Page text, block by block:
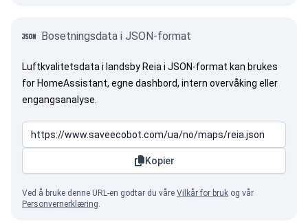
Bosetningsdata i JSON-format
Luftkvalitetsdata i landsby Reia i JSON-format kan brukes
for HomeAssistant, egne dashbord, intern overvåking eller
engangsanalyse.
Kopier
Ved å bruke denne URL-en godtar du våre Vilkår for bruk og vår
Personvernerklæring.